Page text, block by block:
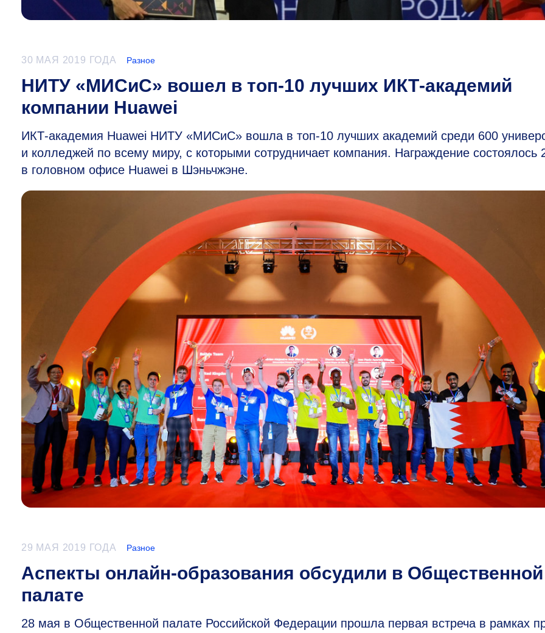
30 МАЯ 2019 ГОДА Разное
НИТУ «МИСиС» вошел в топ-10 лучших ИКТ-академий
компании Huawei
ИКТ-академия Huawei НИТУ «МИСиС» вошла в топ-10 лучших академий среди 600
и колледжей по всему миру, с которыми сотрудничает компания. Награждение состоялось
в головном офисе Huawei в Шэньчжэне.
29 МАЯ 2019 ГОДА Разное
Аспекты онлайн-образования обсудили в Общественной
палате
28 мая в Общественной палате Российской Федерации прошла первая встреча в рамках